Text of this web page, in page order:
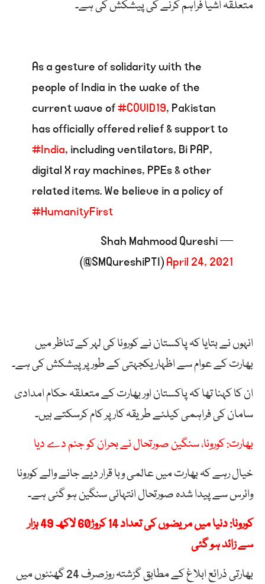
متعلقہ اشیا فراہم کرنے کی پیشکش کی ہے۔
As a gesture of solidarity with the
people of India in the wake of the
current wave of#COVID19, Pakistan
has officially offered relief & support to
#India, including ventilators, Bi PAP,
digital X ray machines, PPEs & other
related items. We believe in a policy of
#HumanityFirst
— Shah Mahmood Qureshi
(@SMQureshiPTI)April 24, 2021
انہوں نے بتایا کہ پاکستان نے کورونا کی لہر کے تناظر میں
بھارت کے عوام سے اظہار یکجہتی کے طور پر پیشکش کی ہے۔
ان کا کہنا تھا کہ پاکستان اور بھارت کے متعلقہ حکام امدادی
سامان کی فراہمی کیلئے طریقہ کار پر کام کرسکتے ہیں۔
بھارت: کورونا، سنگین صورتحال نے بحران کو جنم دے دیا
خیال رہے کہ بھارت میں عالمی وبا قرار دیے جانے والے کورونا
وائرس سے پیدا شدہ صورتحال انتہائی سنگین ہو گئی ہے۔
کورونا: دنیا میں مریضوں کی تعداد 14 کروڑ60 لاکھ 49 ہزار
سے زائد ہو گئی
بھارتی ذرائع ابلاغ کے مطابق گزشتہ روزصرف 24 گھنٹوں میں